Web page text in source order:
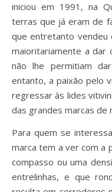
iniciou em 1991, na
terras que já eram de
que entretanto vendeu
maioritariamente a dar
não lhe permitiam
entanto, a paixão pelo
regressar às lides
das grandes marcas de
Para quem se
marca tem a ver com a
compasso ou uma
entrelinhas, e que